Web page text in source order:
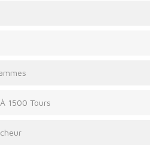
1500 Tours